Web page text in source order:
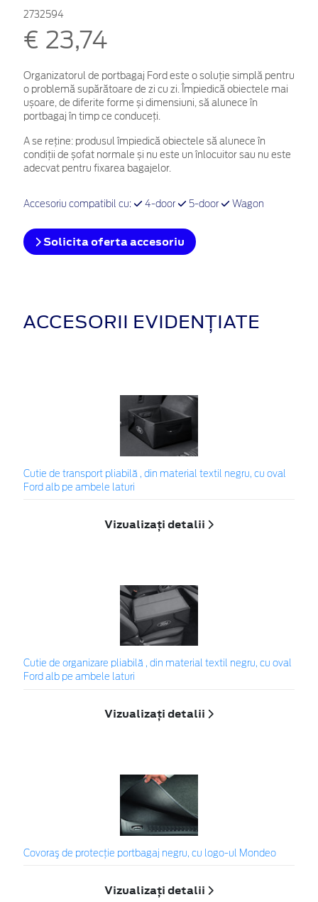
2732594
€ 23,74
Organizatorul de portbagaj Ford este o soluție simplă pentru
o problemă supărătoare de zi cu zi. Împiedică obiectele mai
ușoare, de diferite forme și dimensiuni, să alunece în
portbagaj în timp ce conduceți.
A se reține: produsul împiedică obiectele să alunece în
condiții de șofat normale și nu este un înlocuitor sau nu este
adecvat pentru fixarea bagajelor.
Accesoriu compatibil cu: 4-door 5-door Wagon
Solicita oferta accesoriu
ACCESORII EVIDENȚIATE
Cutie de transport pliabilă , din material textil negru, cu oval
Ford alb pe ambele laturi
Vizualizați detalii
Cutie de organizare pliabilă , din material textil negru, cu oval
Ford alb pe ambele laturi
Vizualizați detalii
Covoraş de protecţie portbagaj negru, cu logo-ul Mondeo
Vizualizați detalii